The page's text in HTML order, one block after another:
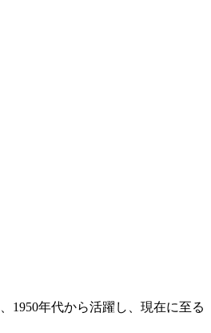
1950年代から活躍し、現在に至る